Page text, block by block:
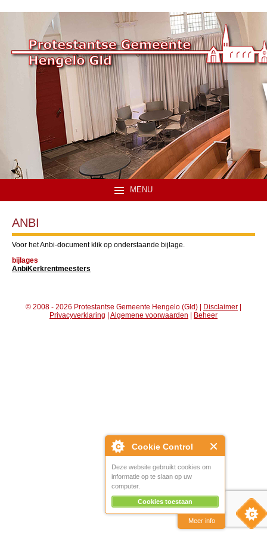
Cookie Control
Deze website gebruikt cookies om
informatie op te slaan op uw
computer.
Cookies toestaan
Meer info
MENU
ANBI
Voor het Anbi-document klik op onderstaande bijlage.
bijlages
AnbiKerkrentmeesters
© 2008 - 2026 Protestantse Gemeente Hengelo (Gld) | Disclaimer |
Privacyverklaring | Algemene voorwaarden | Beheer